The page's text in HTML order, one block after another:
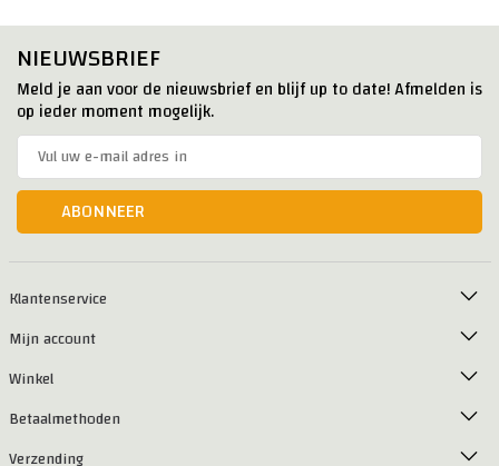
NIEUWSBRIEF
Meld je aan voor de nieuwsbrief en blijf up to date! Afmelden is
op ieder moment mogelijk.
ABONNEER
Klantenservice
Mijn account
Winkel
Betaalmethoden
Verzending